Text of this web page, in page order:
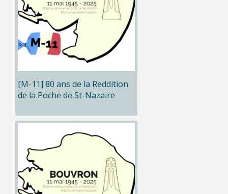
[M-11] 80 ans de la Reddition
de la Poche de St-Nazaire